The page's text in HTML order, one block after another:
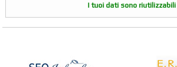
I tuoi dati sono riutilizzabili